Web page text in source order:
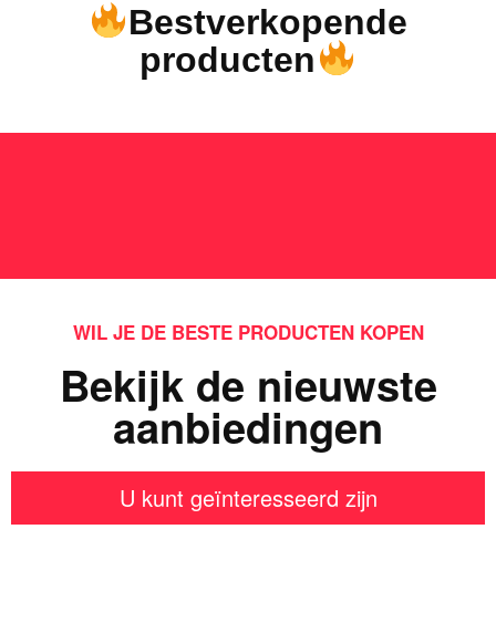
Bestverkopende
producten
WIL JE DE BESTE PRODUCTEN KOPEN
Bekijk de nieuwste
aanbiedingen
U kunt geïnteresseerd zijn